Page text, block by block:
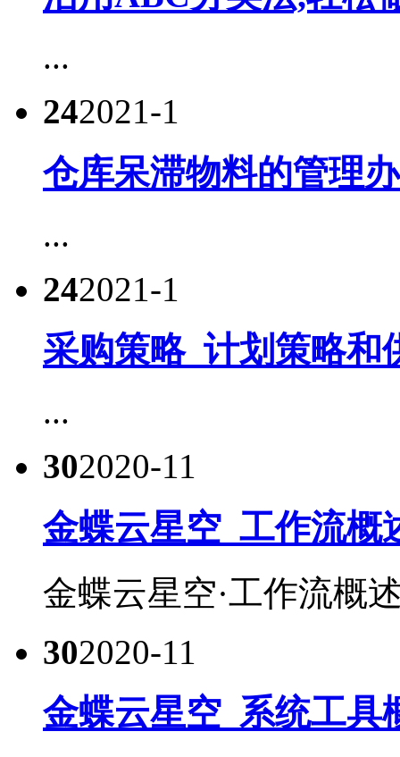
...
242021-1
仓库呆滞物料的管理
...
242021-1
采购策略_计划策略和
...
302020-11
金蝶云星空_工作流概
金蝶云星空·工作流概
302020-11
金蝶云星空_系统工具